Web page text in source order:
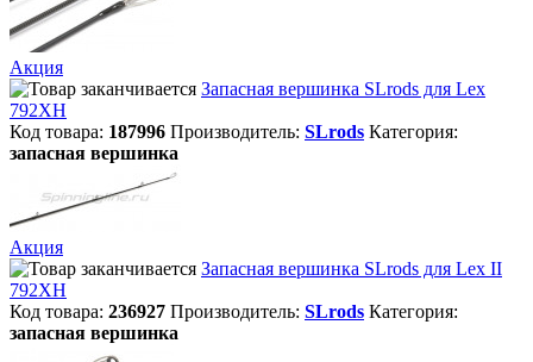
Акция
Запасная вершинка SLrods для Lex
792XH
Код товара: 187996 Производитель: SLrods Категория:
запасная вершинка
Акция
Запасная вершинка SLrods для Lex II
792XH
Код товара: 236927 Производитель: SLrods Категория:
запасная вершинка